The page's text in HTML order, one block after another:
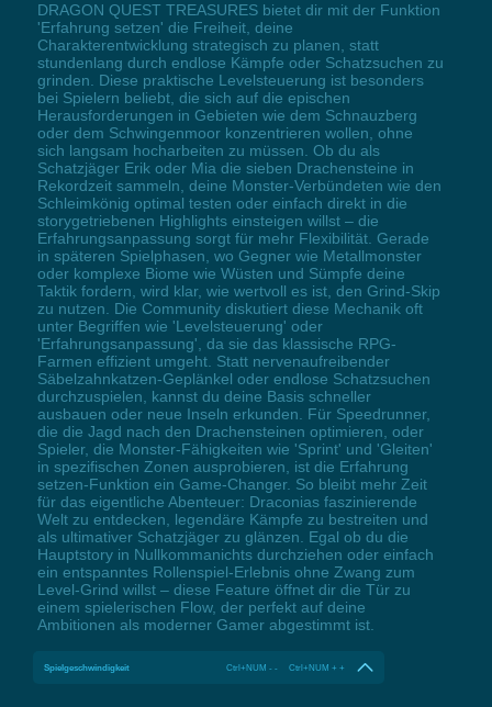
DRAGON QUEST TREASURES bietet dir mit der Funktion
'Erfahrung setzen' die Freiheit, deine
Charakterentwicklung strategisch zu planen, statt
stundenlang durch endlose Kämpfe oder Schatzsuchen zu
grinden. Diese praktische Levelsteuerung ist besonders
bei Spielern beliebt, die sich auf die epischen
Herausforderungen in Gebieten wie dem Schnauzberg
oder dem Schwingenmoor konzentrieren wollen, ohne
sich langsam hocharbeiten zu müssen. Ob du als
Schatzjäger Erik oder Mia die sieben Drachensteine in
Rekordzeit sammeln, deine Monster-Verbündeten wie den
Schleimkönig optimal testen oder einfach direkt in die
storygetriebenen Highlights einsteigen willst – die
Erfahrungsanpassung sorgt für mehr Flexibilität. Gerade
in späteren Spielphasen, wo Gegner wie Metallmonster
oder komplexe Biome wie Wüsten und Sümpfe deine
Taktik fordern, wird klar, wie wertvoll es ist, den Grind-Skip
zu nutzen. Die Community diskutiert diese Mechanik oft
unter Begriffen wie 'Levelsteuerung' oder
'Erfahrungsanpassung', da sie das klassische RPG-
Farmen effizient umgeht. Statt nervenaufreibender
Säbelzahnkatzen-Geplänkel oder endlose Schatzsuchen
durchzuspielen, kannst du deine Basis schneller
ausbauen oder neue Inseln erkunden. Für Speedrunner,
die die Jagd nach den Drachensteinen optimieren, oder
Spieler, die Monster-Fähigkeiten wie 'Sprint' und 'Gleiten'
in spezifischen Zonen ausprobieren, ist die Erfahrung
setzen-Funktion ein Game-Changer. So bleibt mehr Zeit
für das eigentliche Abenteuer: Draconias faszinierende
Welt zu entdecken, legendäre Kämpfe zu bestreiten und
als ultimativer Schatzjäger zu glänzen. Egal ob du die
Hauptstory in Nullkommanichts durchziehen oder einfach
ein entspanntes Rollenspiel-Erlebnis ohne Zwang zum
Level-Grind willst – diese Feature öffnet dir die Tür zu
einem spielerischen Flow, der perfekt auf deine
Ambitionen als moderner Gamer abgestimmt ist.
Spielgeschwindigkeit Ctrl+NUM - - Ctrl+NUM + +